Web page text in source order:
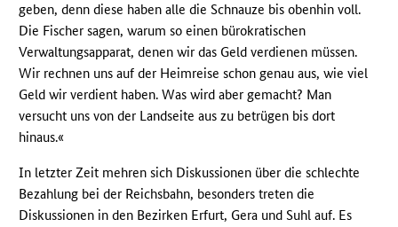
geben, denn diese haben alle die Schnauze bis obenhin voll.
Die Fischer sagen, warum so einen bürokratischen
Verwaltungsapparat, denen wir das Geld verdienen müssen.
Wir rechnen uns auf der Heimreise schon genau aus, wie viel
Geld wir verdient haben. Was wird aber gemacht? Man
versucht uns von der Landseite aus zu betrügen bis dort
hinaus.«
In letzter Zeit mehren sich Diskussionen über die schlechte
Bezahlung bei der Reichsbahn, besonders treten die
Diskussionen in den Bezirken Erfurt, Gera und Suhl auf. Es